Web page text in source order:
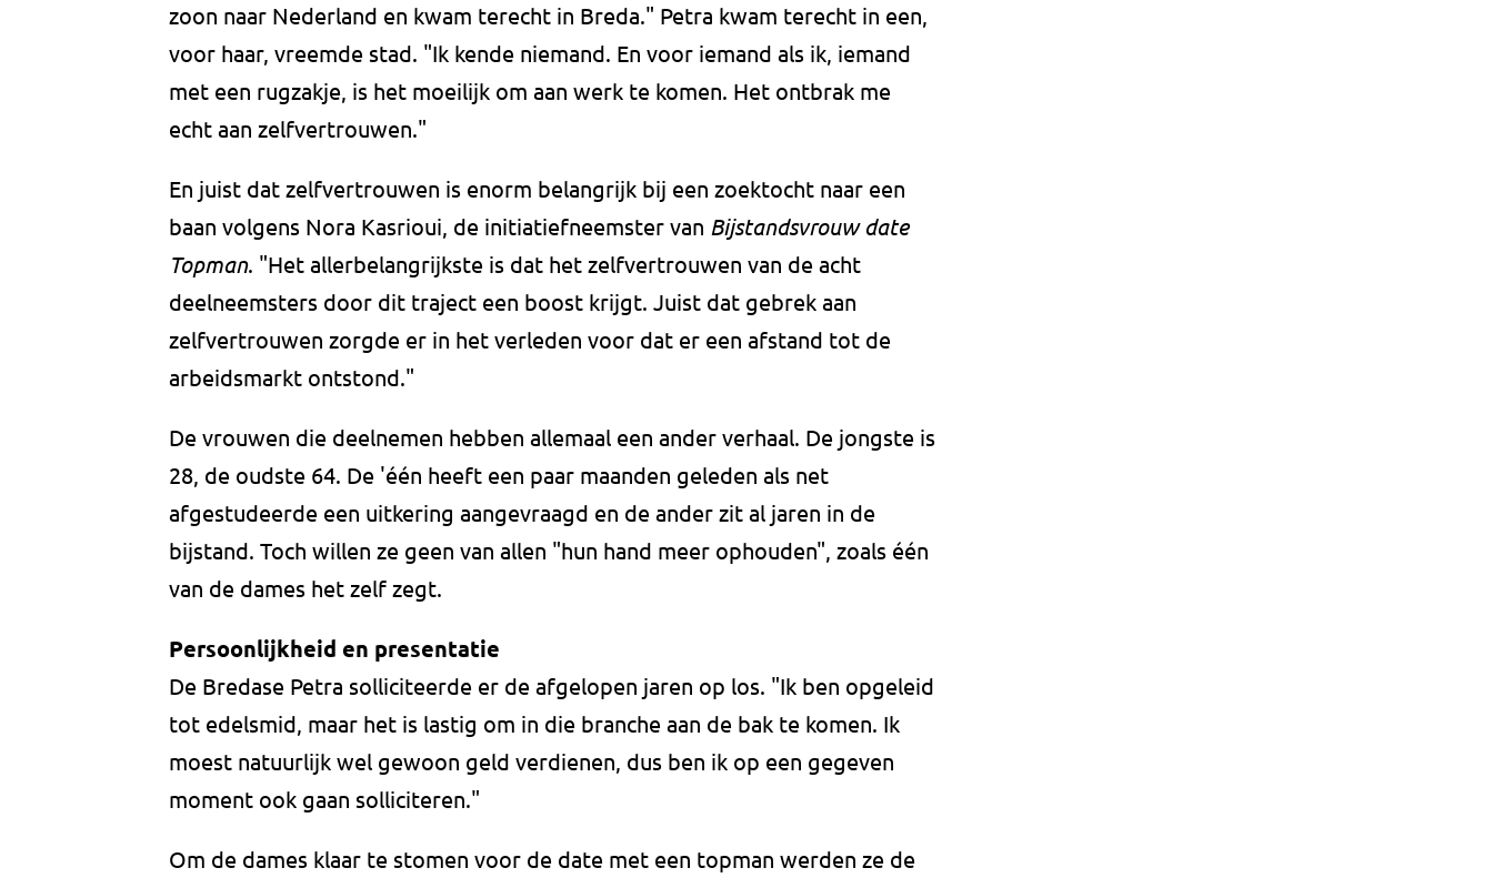
zoon naar Nederland en kwam terecht in Breda." Petra kwam terecht in een,
voor haar, vreemde stad. "Ik kende niemand. En voor iemand als ik, iemand
met een rugzakje, is het moeilijk om aan werk te komen. Het ontbrak me
echt aan zelfvertrouwen."
En juist dat zelfvertrouwen is enorm belangrijk bij een zoektocht naar een
baan volgens Nora Kasrioui, de initiatiefneemster van Bijstandsvrouw date
Topman. "Het allerbelangrijkste is dat het zelfvertrouwen van de acht
deelneemsters door dit traject een boost krijgt. Juist dat gebrek aan
zelfvertrouwen zorgde er in het verleden voor dat er een afstand tot de
arbeidsmarkt ontstond."
De vrouwen die deelnemen hebben allemaal een ander verhaal. De jongste is
28, de oudste 64. De 'één heeft een paar maanden geleden als net
afgestudeerde een uitkering aangevraagd en de ander zit al jaren in de
bijstand. Toch willen ze geen van allen "hun hand meer ophouden", zoals één
van de dames het zelf zegt.
Persoonlijkheid en presentatie
De Bredase Petra solliciteerde er de afgelopen jaren op los. "Ik ben opgeleid
tot edelsmid, maar het is lastig om in die branche aan de bak te komen. Ik
moest natuurlijk wel gewoon geld verdienen, dus ben ik op een gegeven
moment ook gaan solliciteren."
Om de dames klaar te stomen voor de date met een topman werden ze de